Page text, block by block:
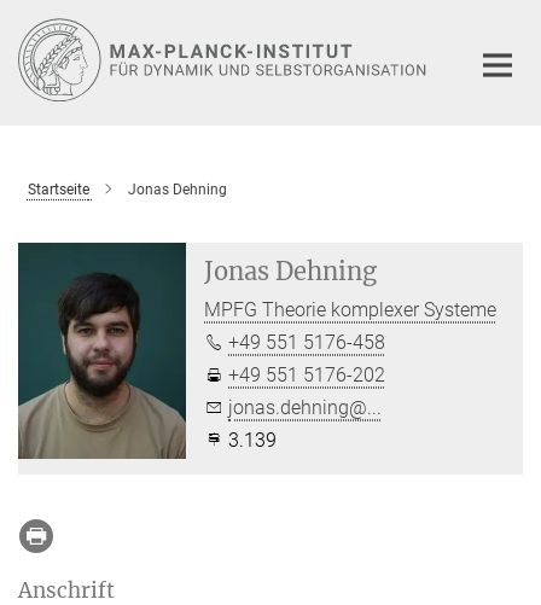
Hauptinhalt
Startseite Jonas Dehning
Jonas Dehning
MPFG Theorie komplexer Systeme
+49 551 5176-458
+49 551 5176-202
jonas.dehning@...
3.139
Anschrift